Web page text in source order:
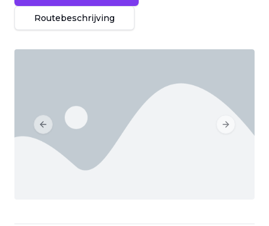
Routebeschrijving
Previous slide Next slide